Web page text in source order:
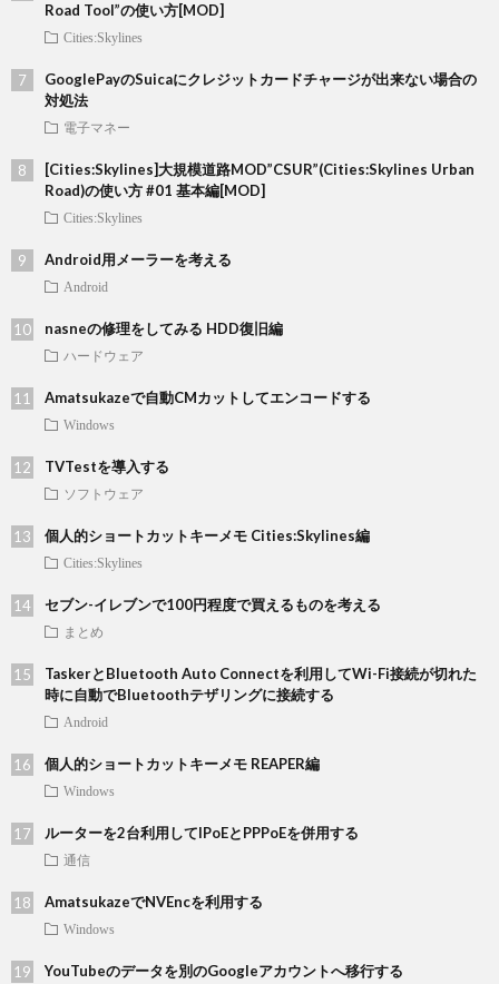
Road Tool”の使い方[MOD]
Cities:Skylines
GooglePayのSuicaにクレジットカードチャージが出来ない場合の
対処法
電子マネー
[Cities:Skylines]大規模道路MOD”CSUR”(Cities:Skylines Urban
Road)の使い方 #01 基本編[MOD]
Cities:Skylines
Android用メーラーを考える
Android
nasneの修理をしてみる HDD復旧編
ハードウェア
Amatsukazeで自動CMカットしてエンコードする
Windows
TVTestを導入する
ソフトウェア
個人的ショートカットキーメモ Cities:Skylines編
Cities:Skylines
セブン-イレブンで100円程度で買えるものを考える
まとめ
TaskerとBluetooth Auto Connectを利用してWi-Fi接続が切れた
時に自動でBluetoothテザリングに接続する
Android
個人的ショートカットキーメモ REAPER編
Windows
ルーターを2台利用してIPoEとPPPoEを併用する
通信
AmatsukazeでNVEncを利用する
Windows
YouTubeのデータを別のGoogleアカウントへ移行する